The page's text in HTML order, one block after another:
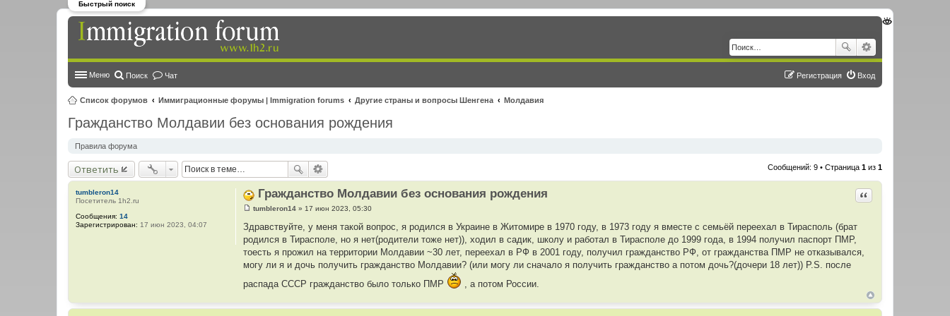
Меню Поиск Чат Вход
Регистрация
Список форумов Иммиграционные форумы | Immigration forums Другие страны и вопросы Шенгена Молдавия
Быстрый поиск
Гражданство Молдавии без основания рождения
Правила форума
Ответить Сообщений: 9 • Страница 1 из 1
tumbleron14
Посетитель 1h2.ru
Сообщения: 14
Зарегистрирован: 17 июн 2023, 04:07
Гражданство Молдавии без основания рождения Цитировать
о
б
е
н
е
tumbleron14 » 17 июн 2023, 05:30
Здравствуйте, у меня такой вопрос, я родился в Украине в Житомире в 1970 году, в 1973 году я вместе с семьёй переехал в Тирасполь (брат
родился в Тирасполе, но я нет(родители тоже нет)), ходил в садик, школу и работал в Тирасполе до 1999 года, в 1994 получил паспорт ПМР,
тоесть я прожил на территории Молдавии ~30 лет, переехал в РФ в 2001 году, получил гражданство РФ, от гражданства ПМР не отказывался,
могу ли я и дочь получить гражданство Молдавии? (или могу ли сначало я получить гражданство а потом дочь?(дочери 18 лет)) P.S. после
распада СССР гражданство было только ПМР
, а потом России.